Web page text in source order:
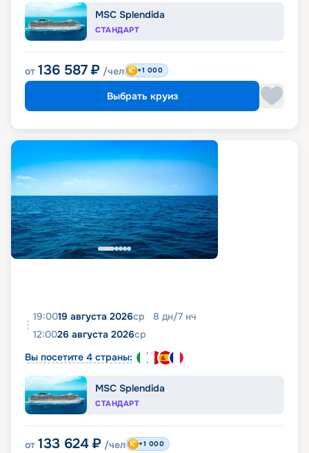
MSC Splendida
СТАНДАРТ
от 136 587 ₽ /чел +1 000
Выбрать круиз
19:0019 августа 2026ср 8 дн/7 нч
12:0026 августа 2026ср
Вы посетите 4 страны:
MSC Splendida
СТАНДАРТ
от 133 624 ₽ /чел +1 000